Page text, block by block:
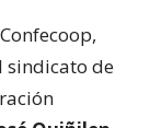
sindicato de